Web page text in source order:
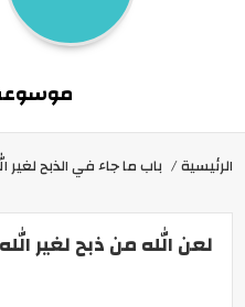
الرئيسية باب ما جاء في الذبح لغير
لعن الله من ذبح لغير الله